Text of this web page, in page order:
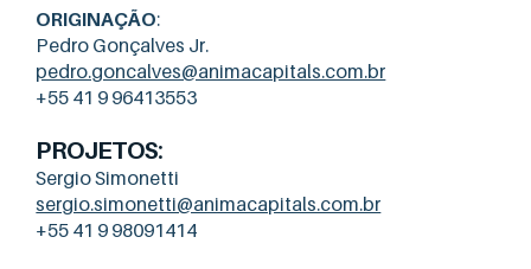
ORIGINAÇÃO:
Pedro Gonçalves Jr.
pedro.goncalves@animacapitals.com.br
+55 41 9 96413553
PROJETOS:
Sergio Simonetti
sergio.simonetti@animacapitals.com.br
+55 41 9 98091414